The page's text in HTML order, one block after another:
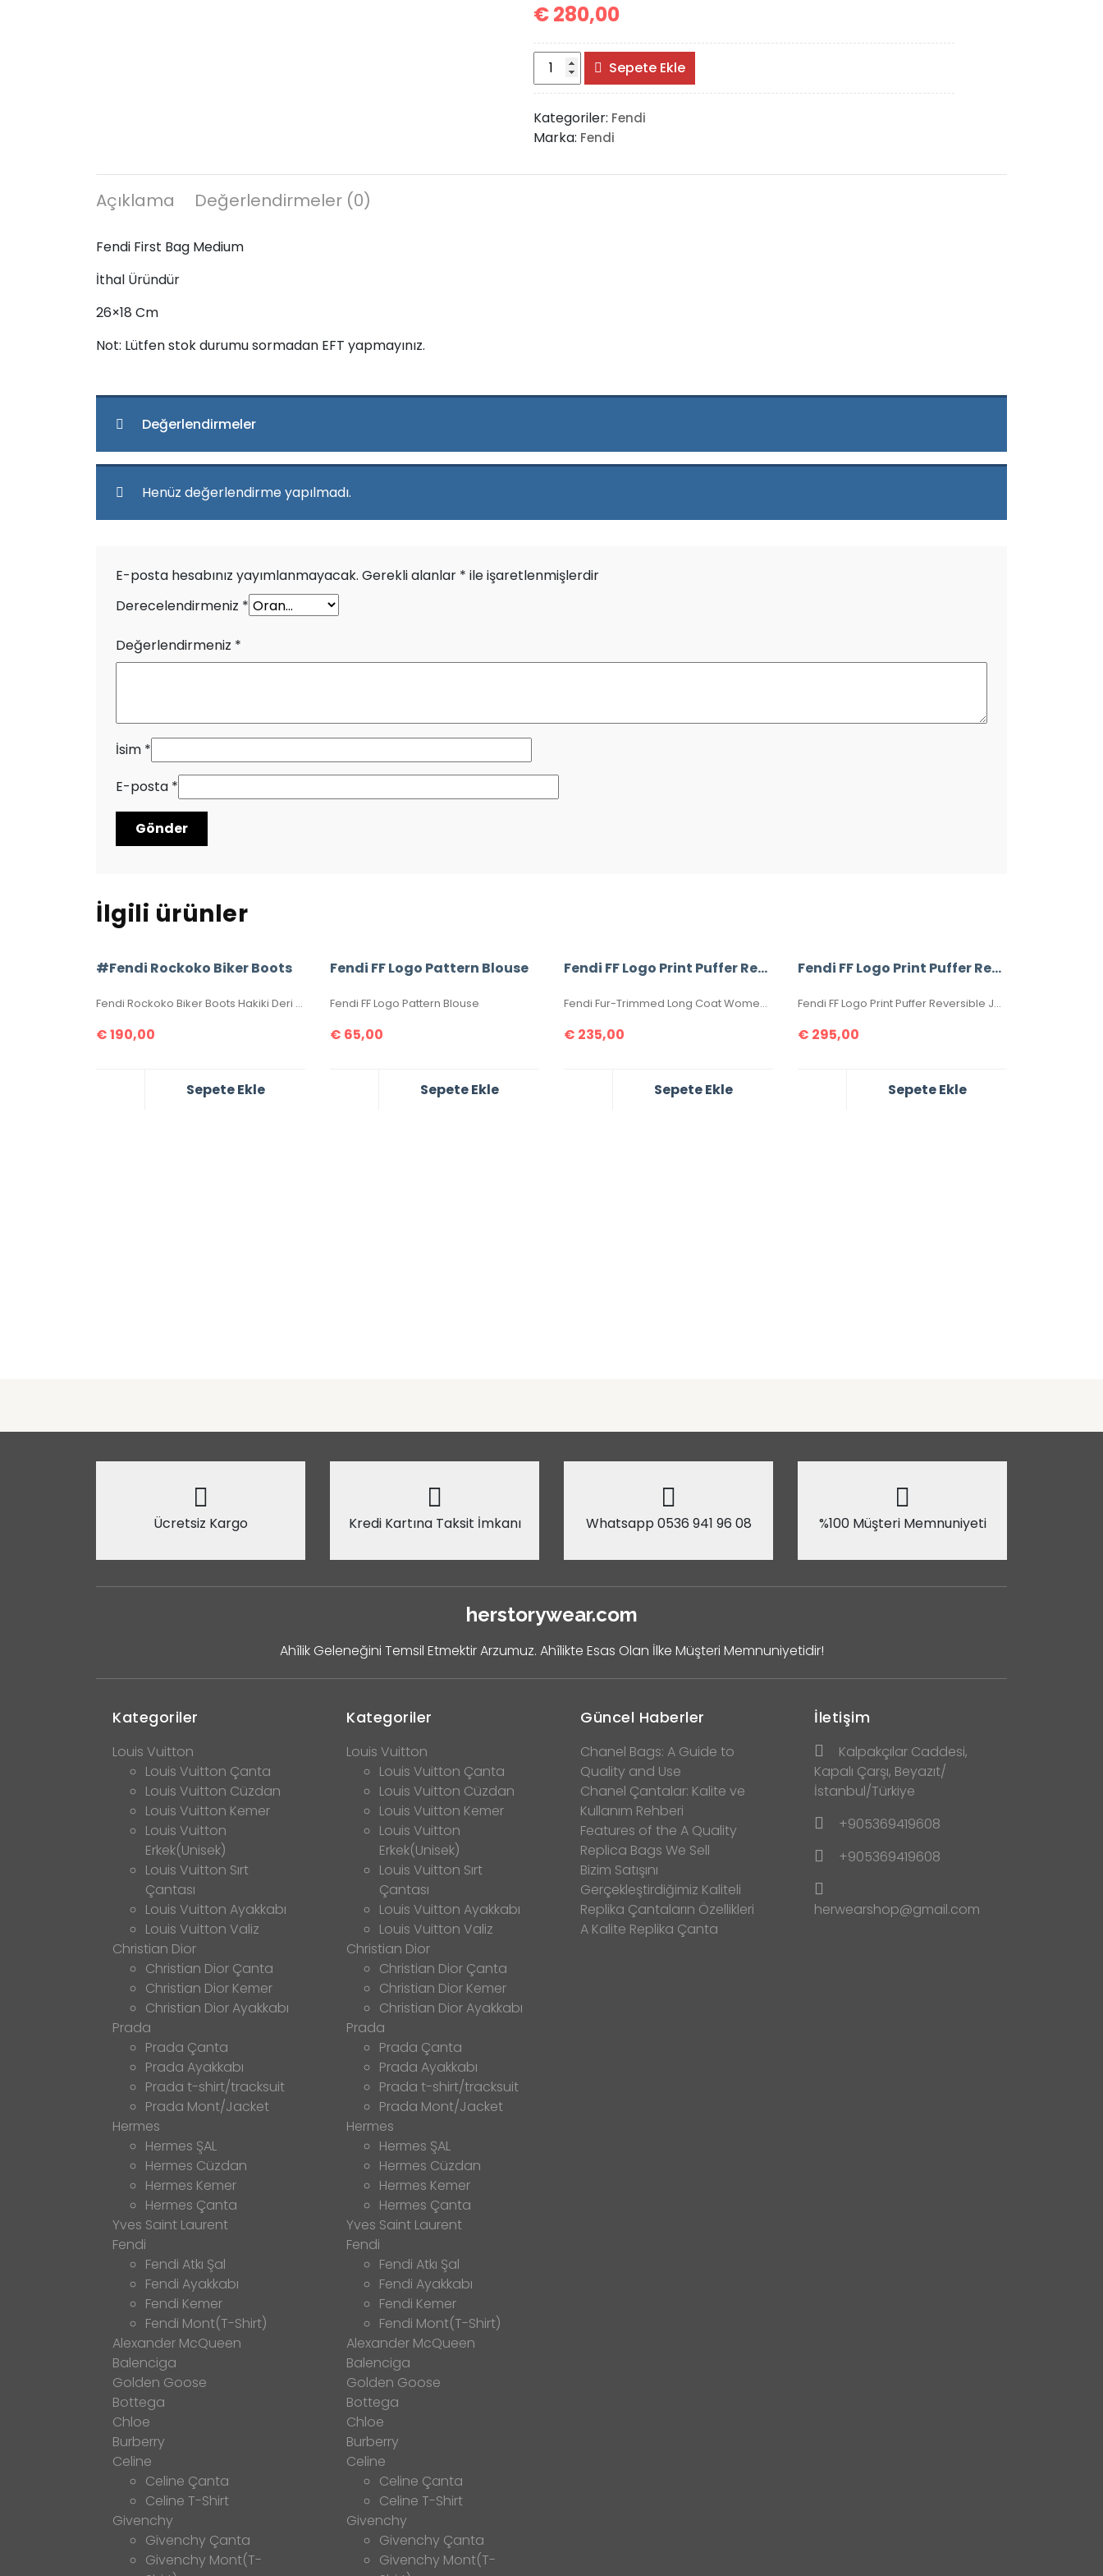
€280,00
Fendi
First
Bag
Medium
adet
Sepete Ekle
Kategoriler: Fendi
Marka: Fendi
Açıklama Değerlendirmeler (0)
Fendi First Bag Medium
İthal Üründür
26×18 Cm
Not: Lütfen stok durumu sormadan EFT yapmayınız.
Değerlendirmeler
Henüz değerlendirme yapılmadı.
E-posta hesabınız yayımlanmayacak. Gerekli alanlar * ile işaretlenmişlerdir
Derecelendirmeniz *
Değerlendirmeniz *
İsim *
E-posta *
İlgili ürünler
#Fendi Rockoko Biker Boots
Fendi Rockoko Biker Boots Hakiki Deri Bayan Çizmeler. Boyun kısmı yünlü kakar dokuma kumaştır. Yüksek kalite, birebir üründür. 36-37-38-39-40 ölçüler mevcuttur. Topuk yüksekliği 3 cm’dir. Kutulu, toz torbalı, sertifikalıdır.
€190,00
Sepete Ekle
Fendi FF Logo Pattern Blouse
Fendi FF Logo Pattern Blouse
€ 65,00
Sepete Ekle
Fendi FF Logo Print Puffer Reversible Jacket
Fendi Fur-Trimmed Long Coat Women Jacket
€ 235,00
Sepete Ekle
Fendi FF Logo Print Puffer Reversible Jacket
Fendi FF Logo Print Puffer Reversible Jacket
€ 295,00
Sepete Ekle
Ücretsiz Kargo Kredi Kartına Taksit İmkanı Whatsapp 0536 941 96 08 %100 Müşteri Memnuniyeti
herstorywear.com
Ahîlik Geleneğini Temsil Etmektir Arzumuz. Ahîlikte Esas Olan İlke Müşteri Memnuniyetidir!
Kategoriler
Louis Vuitton
Louis Vuitton Çanta
Louis Vuitton Cüzdan
Louis Vuitton Kemer
Louis Vuitton
Erkek(Unisek)
Louis Vuitton Sırt
Çantası
Louis Vuitton Ayakkabı
Louis Vuitton Valiz
Christian Dior
Christian Dior Çanta
Christian Dior Kemer
Christian Dior Ayakkabı
Prada
Prada Çanta
Prada Ayakkabı
Prada t-shirt/tracksuit
Prada Mont/Jacket
Hermes
Hermes ŞAL
Hermes Cüzdan
Hermes Kemer
Hermes Çanta
Yves Saint Laurent
Fendi
Fendi Atkı Şal
Fendi Ayakkabı
Fendi Kemer
Fendi Mont(T-Shirt)
Alexander McQueen
Balenciga
Golden Goose
Bottega
Chloe
Burberry
Celine
Celine Çanta
Celine T-Shirt
Givenchy
Givenchy Çanta
Givenchy Mont(T-
Kategoriler
Louis Vuitton
Louis Vuitton Çanta
Louis Vuitton Cüzdan
Louis Vuitton Kemer
Louis Vuitton
Erkek(Unisek)
Louis Vuitton Sırt
Çantası
Louis Vuitton Ayakkabı
Louis Vuitton Valiz
Christian Dior
Christian Dior Çanta
Christian Dior Kemer
Christian Dior Ayakkabı
Prada
Prada Çanta
Prada Ayakkabı
Prada t-shirt/tracksuit
Prada Mont/Jacket
Hermes
Hermes ŞAL
Hermes Cüzdan
Hermes Kemer
Hermes Çanta
Yves Saint Laurent
Fendi
Fendi Atkı Şal
Fendi Ayakkabı
Fendi Kemer
Fendi Mont(T-Shirt)
Alexander McQueen
Balenciga
Golden Goose
Bottega
Chloe
Burberry
Celine
Celine Çanta
Celine T-Shirt
Givenchy
Givenchy Çanta
Givenchy Mont(T-
Güncel Haberler
Chanel Bags: A Guide to
Quality and Use
Chanel Çantalar: Kalite ve
Kullanım Rehberi
Features of the A Quality
Replica Bags We Sell
Bizim Satışını
Gerçekleştirdiğimiz Kaliteli
Replika Çantaların Özellikleri
A Kalite Replika Çanta
İletişim
Kalpakçılar Caddesi,
Kapalı Çarşı, Beyazıt/
İstanbul/Türkiye
+905369419608
+905369419608
herwearshop@gmail.com